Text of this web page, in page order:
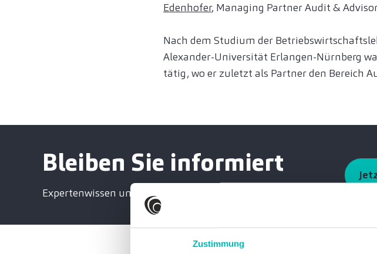
Zustimmung
Edenhofer, Managing Partner Audit &
Nach dem Studium der
Alexander-Universität Erlangen-Nürnberg
tätig, wo er zuletzt als Partner den Bereich
Bleiben Sie informiert
Expertenwissen und exklusive Einladungen